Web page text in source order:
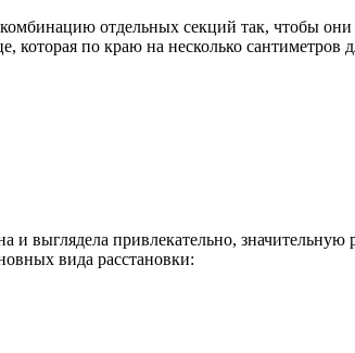
отдельных секций так, чтобы
по краю на несколько
выглядела привлекательно,
вида расстановки: